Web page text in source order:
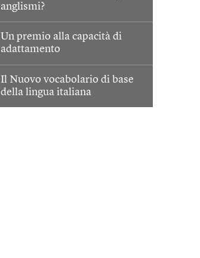
anglismi?
Un premio alla capacità di
adattamento
Il Nuovo vocabolario di base
della lingua italiana